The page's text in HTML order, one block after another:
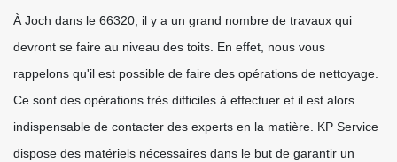
À Joch dans le 66320, il y a un grand nombre de travaux qui
devront se faire au niveau des toits. En effet, nous vous
rappelons qu'il est possible de faire des opérations de nettoyage.
Ce sont des opérations très difficiles à effectuer et il est alors
indispensable de contacter des experts en la matière. KP Service
dispose des matériels nécessaires dans le but de garantir un